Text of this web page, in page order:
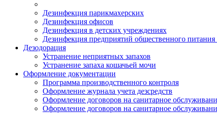
Дезинфекция парикмахерских
Дезинфекция офисов
Дезинфекция в детских учреждениях
Дезинфекция предприятий общественного питания
Дезодорация
Устранение неприятных запахов
Устранение запаха кошачьей мочи
Оформление документации
Программа производственного контроля
Оформление журнала учета дезсредств
Оформление договоров на санитарное
Оформление договоров на санитарное